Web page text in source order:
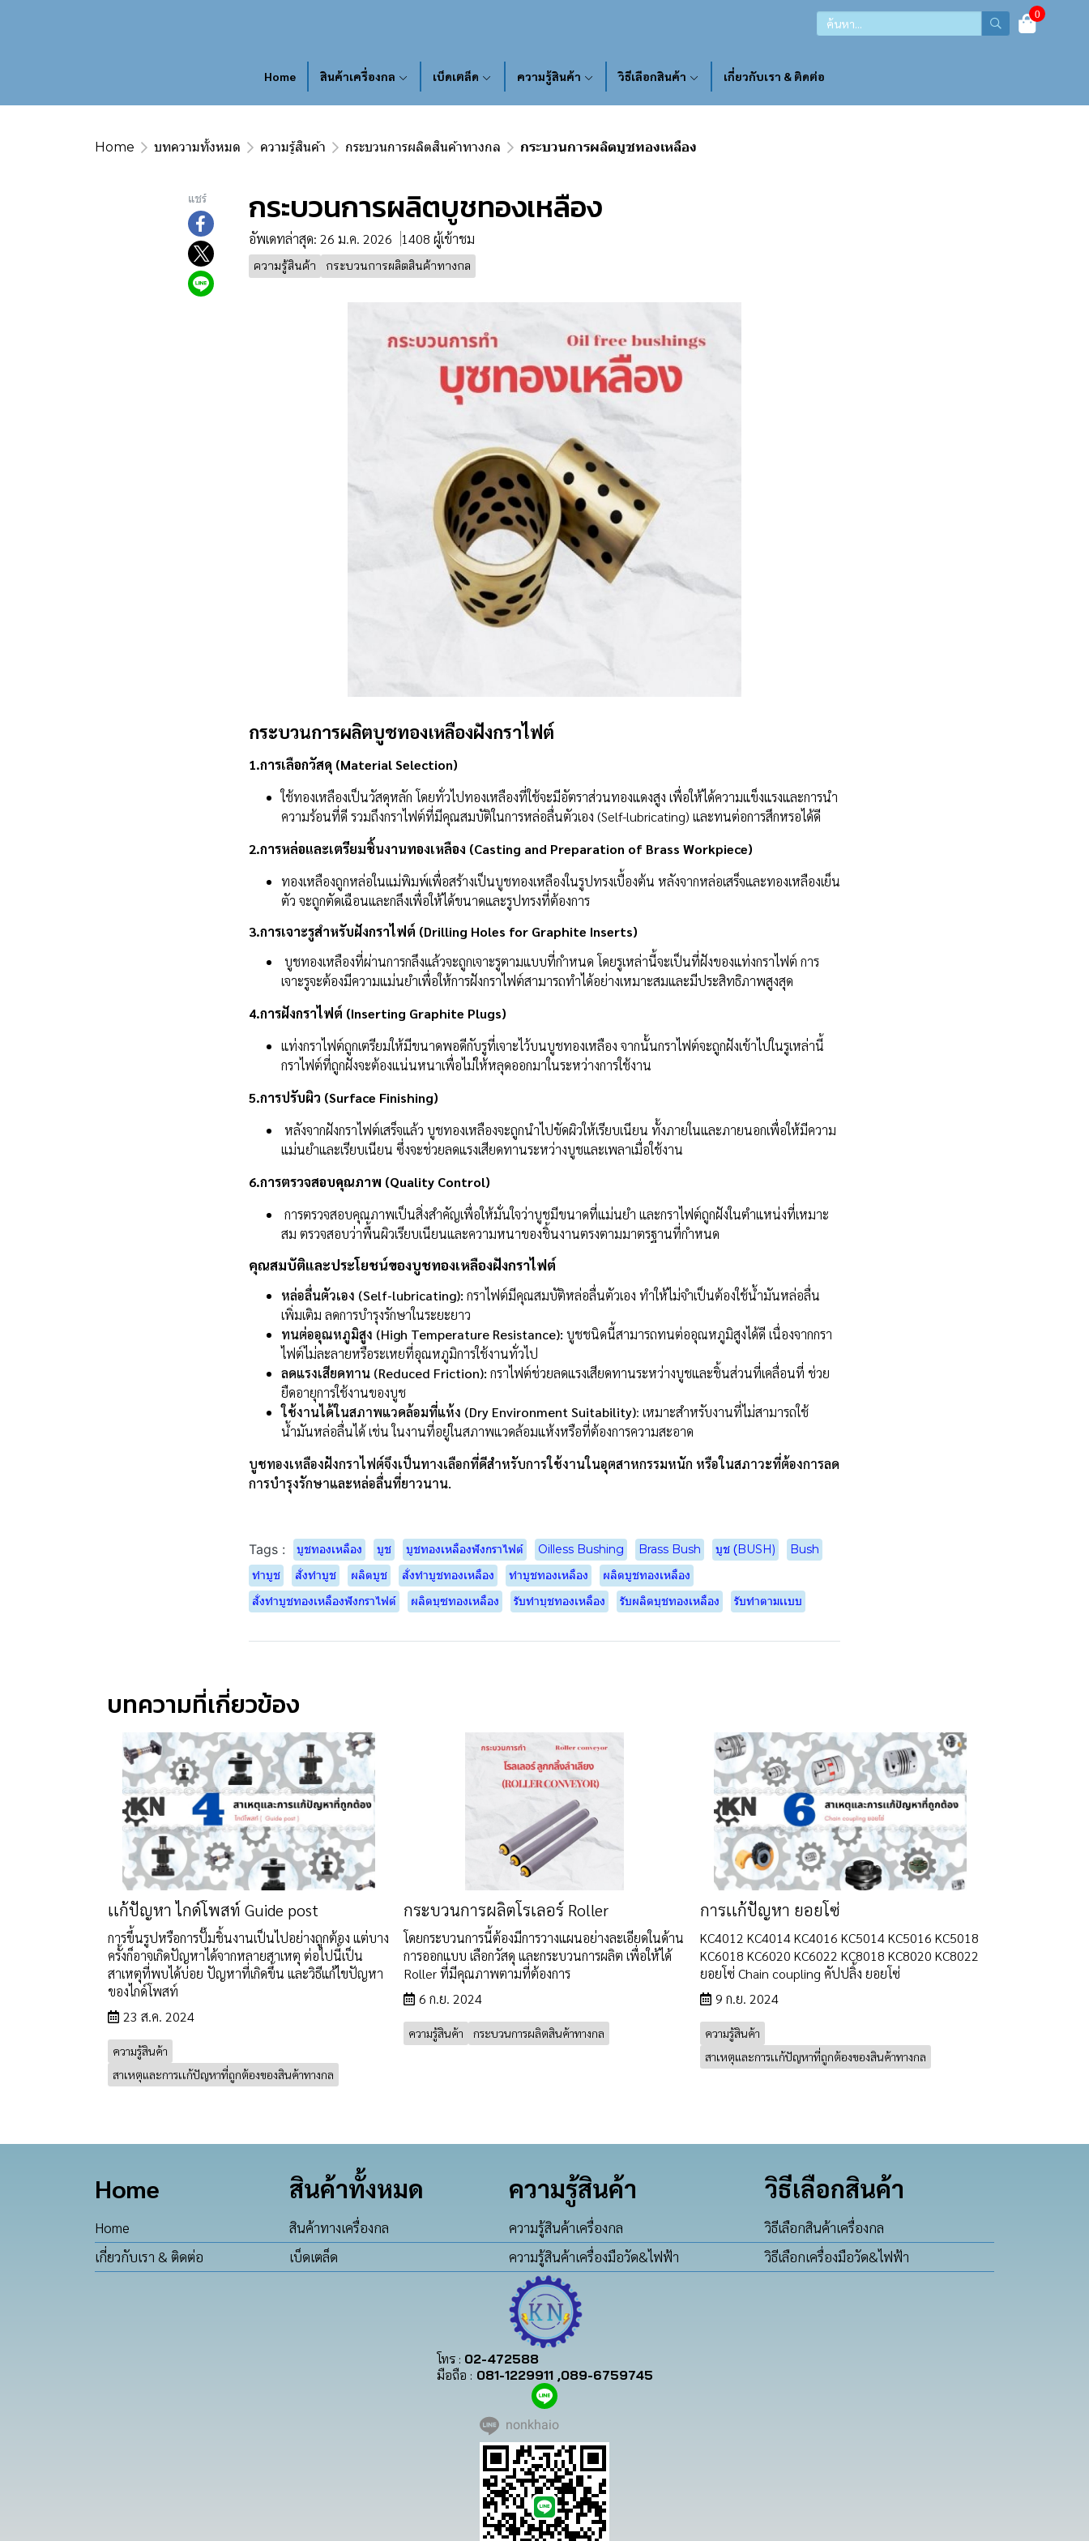
0
Home สินค้าเครื่องกล เบ็ดเตล็ด ความรู้สินค้า วิธีเลือกสินค้า เกี่ยวกับเรา & ติดต่อ
Home บทความทั้งหมด ความรู้สินค้า กระบวนการผลิตสินค้าทางกล กระบวนการผลิตบูชทองเหลือง
แชร์ กระบวนการผลิตบูชทองเหลือง
อัพเดทล่าสุด: 26 ม.ค. 2026 1408 ผู้เข้าชม
ความรู้สินค้า กระบวนการผลิตสินค้าทางกล
กระบวนการผลิตบูชทองเหลืองฝังกราไฟต์
1.การเลือกวัสดุ (Material Selection)
ใช้ทองเหลืองเป็นวัสดุหลัก โดยทั่วไปทองเหลืองที่ใช้จะมีอัตราส่วนทองแดงสูง เพื่อให้ได้ความแข็งแรงและการนำ
ความร้อนที่ดี รวมถึงกราไฟต์ที่มีคุณสมบัติในการหล่อลื่นตัวเอง (Self-lubricating) และทนต่อการสึกหรอได้ดี
2.การหล่อและเตรียมชิ้นงานทองเหลือง (Casting and Preparation of Brass Workpiece)
ทองเหลืองถูกหล่อในแม่พิมพ์เพื่อสร้างเป็นบูชทองเหลืองในรูปทรงเบื้องต้น หลังจากหล่อเสร็จและทองเหลืองเย็น
ตัว จะถูกตัดเฉือนและกลึงเพื่อให้ได้ขนาดและรูปทรงที่ต้องการ
3.การเจาะรูสำหรับฝังกราไฟต์ (Drilling Holes for Graphite Inserts)
บูชทองเหลืองที่ผ่านการกลึงแล้วจะถูกเจาะรูตามแบบที่กำหนด โดยรูเหล่านี้จะเป็นที่ฝังของแท่งกราไฟต์ การ
เจาะรูจะต้องมีความแม่นยำเพื่อให้การฝังกราไฟต์สามารถทำได้อย่างเหมาะสมและมีประสิทธิภาพสูงสุด
4.การฝังกราไฟต์ (Inserting Graphite Plugs)
แท่งกราไฟต์ถูกเตรียมให้มีขนาดพอดีกับรูที่เจาะไว้บนบูชทองเหลือง จากนั้นกราไฟต์จะถูกฝังเข้าไปในรูเหล่านี้
กราไฟต์ที่ถูกฝังจะต้องแน่นหนาเพื่อไม่ให้หลุดออกมาในระหว่างการใช้งาน
5.การปรับผิว (Surface Finishing)
หลังจากฝังกราไฟต์เสร็จแล้ว บูชทองเหลืองจะถูกนำไปขัดผิวให้เรียบเนียน ทั้งภายในและภายนอกเพื่อให้มีความ
แม่นยำและเรียบเนียน ซึ่งจะช่วยลดแรงเสียดทานระหว่างบูชและเพลาเมื่อใช้งาน
6.การตรวจสอบคุณภาพ (Quality Control)
การตรวจสอบคุณภาพเป็นสิ่งสำคัญเพื่อให้มั่นใจว่าบูชมีขนาดที่แม่นยำ และกราไฟต์ถูกฝังในตำแหน่งที่เหมาะ
สม ตรวจสอบว่าพื้นผิวเรียบเนียนและความหนาของชิ้นงานตรงตามมาตรฐานที่กำหนด
คุณสมบัติและประโยชน์ของบูชทองเหลืองฝังกราไฟต์
หล่อลื่นตัวเอง (Self-lubricating): กราไฟต์มีคุณสมบัติหล่อลื่นตัวเอง ทำให้ไม่จำเป็นต้องใช้น้ำมันหล่อลื่น
เพิ่มเติม ลดการบำรุงรักษาในระยะยาว
ทนต่ออุณหภูมิสูง (High Temperature Resistance): บูชชนิดนี้สามารถทนต่ออุณหภูมิสูงได้ดี เนื่องจากกรา
ไฟต์ไม่ละลายหรือระเหยที่อุณหภูมิการใช้งานทั่วไป
ลดแรงเสียดทาน (Reduced Friction): กราไฟต์ช่วยลดแรงเสียดทานระหว่างบูชและชิ้นส่วนที่เคลื่อนที่ ช่วย
ยืดอายุการใช้งานของบูช
ใช้งานได้ในสภาพแวดล้อมที่แห้ง (Dry Environment Suitability): เหมาะสำหรับงานที่ไม่สามารถใช้
น้ำมันหล่อลื่นได้ เช่น ในงานที่อยู่ในสภาพแวดล้อมแห้งหรือที่ต้องการความสะอาด
บูชทองเหลืองฝังกราไฟต์จึงเป็นทางเลือกที่ดีสำหรับการใช้งานในอุตสาหกรรมหนัก หรือในสภาวะที่ต้องการลด
การบำรุงรักษาและหล่อลื่นที่ยาวนาน.
Tags : บูชทองเหลือง บูช บูชทองเหลืองฟังกราไฟต์ Oilless Bushing Brass Bush บูช (ฺBUSH)
Bush
ทำบูช
สั่งทำบูช ผลิตบูช สั่งทำบูชทองเหลือง ทำบูชทองเหลือง
ผลิตบูชทองเหลือง
สั่งทำบูชทองเหลืองฟังกราไฟต์
ผลิตบุซทองเหลือง รับทำบุชทองเหลือง รับผลิตบุชทองเหลือง รับทำตามเเบบ
บทความที่เกี่ยวข้อง
เเก้ปัญหา ไกด์โพสท์ Guide post
การขึ้นรูปหรือการปั๊มชิ้นงานเป็นไปอย่างถูกต้อง แต่บาง
ครั้งก็อาจเกิดปัญหาได้จากหลายสาเหตุ ต่อไปนี้เป็น
สาเหตุที่พบได้บ่อย ปัญหาที่เกิดขึ้น และวิธีแก้ไขปัญหา
ของไกด์โพสท์
23 ส.ค. 2024
ความรู้สินค้า
สาเหตุและการเเก้ปัญหาที่ถูกต้องของสินค้าทางกล
กระบวนการผลิตโรเลอร์ Roller
โดยกระบวนการนี้ต้องมีการวางแผนอย่างละเอียดในด้าน
การออกแบบ เลือกวัสดุ และกระบวนการผลิต เพื่อให้ได้
Roller ที่มีคุณภาพตามที่ต้องการ
6 ก.ย. 2024
ความรู้สินค้า กระบวนการผลิตสินค้าทางกล
การเเก้ปัญหา ยอยโซ่
KC4012 KC4014 KC4016 KC5014 KC5016 KC5018
KC6018 KC6020 KC6022 KC8018 KC8020 KC8022
ยอยโซ่ Chain coupling คัปปลิ้ง ยอยโซ่
9 ก.ย. 2024
ความรู้สินค้า
สาเหตุและการเเก้ปัญหาที่ถูกต้องของสินค้าทางกล
Home
Home
เกี่ยวกับเรา & ติดต่อ
สินค้าทั้งหมด
สินค้าทางเครื่องกล
เบ็ดเตล็ด
ความรู้สินค้า
ความรู้สินค้าเครื่องกล
ความรู้สินค้าเครื่องมือวัด&ไฟฟ้า
วิธีเลือกสินค้า
วิธีเลือกสินค้าเครื่องกล
วิธีเลือกเครื่องมือวัด&ไฟฟ้า
โทร : 02-472588
มือถือ : 081-1229911 ,089-6759745
nonkhaio